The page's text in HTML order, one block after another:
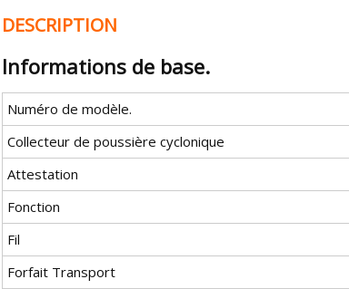
DESCRIPTION
Informations de base.
Numéro de modèle.
Collecteur de poussière cyclonique
Attestation
Fonction
Fil
Forfait Transport